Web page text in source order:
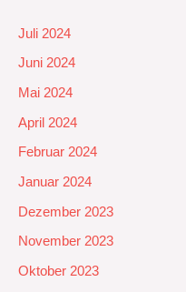
Juli 2024
Juni 2024
Mai 2024
April 2024
Februar 2024
Januar 2024
Dezember 2023
November 2023
Oktober 2023